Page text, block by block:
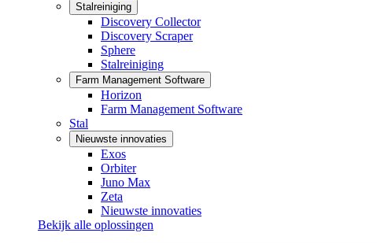
Stalreiniging
Discovery Collector
Discovery Scraper
Sphere
Stalreiniging
Farm Management Software
Horizon
Farm Management Software
Stal
Nieuwste innovaties
Exos
Orbiter
Juno Max
Zeta
Nieuwste innovaties
Bekijk alle oplossingen